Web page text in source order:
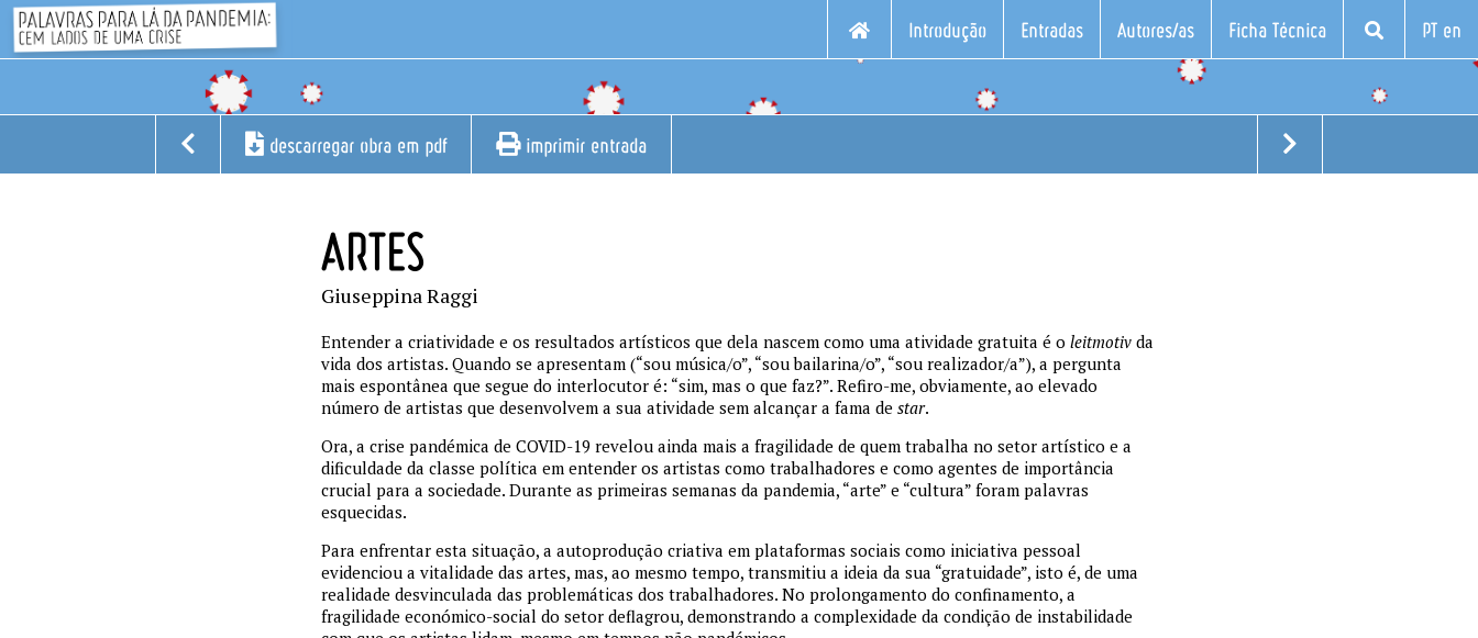
Introdução Entradas Autores/as Ficha Técnica PT en
descarregar obra em pdf imprimir entrada
ARTES
Giuseppina Raggi
Entender a criatividade e os resultados artísticos que dela nascem como uma atividade gratuita é o leitmotiv da
vida dos artistas. Quando se apresentam (“sou música/o”, “sou bailarina/o”, “sou realizador/a”), a pergunta
mais espontânea que segue do interlocutor é: “sim, mas o que faz?”. Refiro-me, obviamente, ao elevado
número de artistas que desenvolvem a sua atividade sem alcançar a fama de star.
Ora, a crise pandémica de COVID-19 revelou ainda mais a fragilidade de quem trabalha no setor artístico e a
dificuldade da classe política em entender os artistas como trabalhadores e como agentes de importância
crucial para a sociedade. Durante as primeiras semanas da pandemia, “arte” e “cultura” foram palavras
esquecidas.
Para enfrentar esta situação, a autoprodução criativa em plataformas sociais como iniciativa pessoal
evidenciou a vitalidade das artes, mas, ao mesmo tempo, transmitiu a ideia da sua “gratuidade”, isto é, de uma
realidade desvinculada das problemáticas dos trabalhadores. No prolongamento do confinamento, a
fragilidade económico-social do setor deflagrou, demonstrando a complexidade da condição de instabilidade